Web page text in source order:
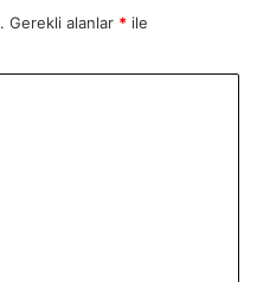
Gerekli alanlar * ile